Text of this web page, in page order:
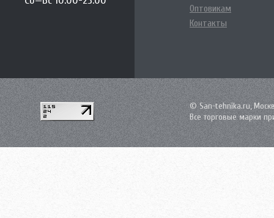
Оптовикам
Контакты
© San-tehnika.ru,
Все торговые марки